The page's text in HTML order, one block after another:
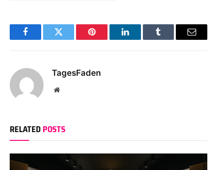
FacebookTwitter Pinterest LinkedInTumblr Email
TagesFaden
Website
RELATEDPOSTS